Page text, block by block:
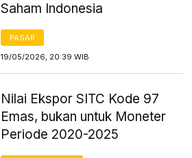
Saham Indonesia
PASAR
19/05/2026, 20:39 WIB
Nilai Ekspor SITC Kode 97
Emas, bukan untuk Moneter
Periode 2020-2025